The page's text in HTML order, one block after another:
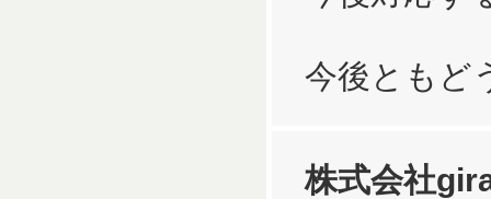
今後ともど
株式会社